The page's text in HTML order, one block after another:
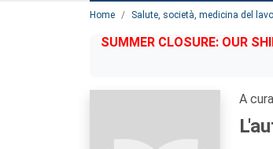
Home Salute, società, medicina del
SUMMER CLOSURE: OUR
A